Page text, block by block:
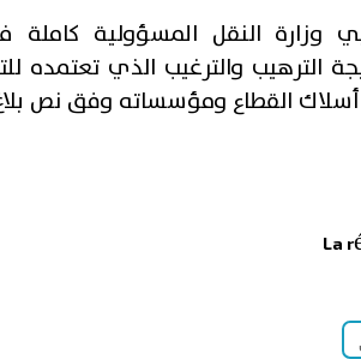
وزارة النقل المسؤولية كاملة
الترهيب والترغيب الذي
La